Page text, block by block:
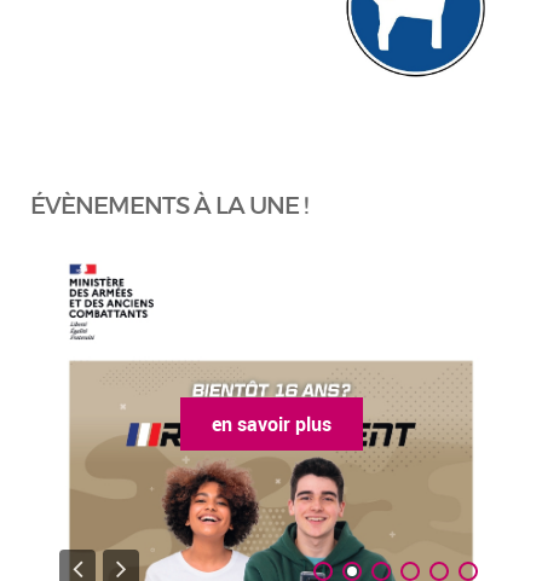
ÉVÈNEMENTS À LA UNE !
en savoir plus